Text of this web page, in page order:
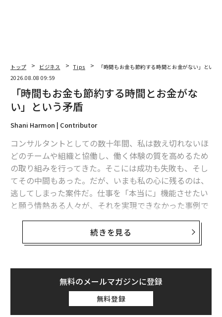
トップ ビジネス Tips
「時間もお金も節約する時間とお金がない」という
2026.08.08 09:59
「時間もお金も節約する時間とお金がな
い」という矛盾
Shani Harmon | Contributor
コンサルタントとしての数十年間、私は数え切れないほ
どのチームや組織と協働し、働く体験の質を高めるため
の取り組みを行ってきた。そこには成功も失敗も、そし
てその中間もあった。だが、いまも私の心に残るのは、
逃してしまった案件だ。仕事を「本当に」機能させたい
と願う情熱ある人々が、それを実現できなかった事例で
ある。
提案したプロジェクトが行き詰まるとき、私は繰り返し
やらなければいけないことが多すぎる」「予算がない」
「今そこまでのコミットメントはできない」。
時間とお金。話は常に時間とお金に行き着く。皮肉なこ
続きを見る
無料のメールマガジンに登録
無料登録